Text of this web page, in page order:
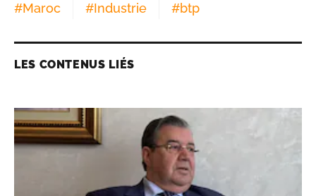
#Maroc #Industrie #btp
LES CONTENUS LIÉS